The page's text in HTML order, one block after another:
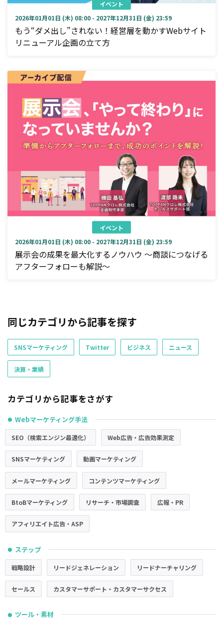
イベント
2026年01月01日 (木) 08:00 - 2027年12月31日 (金) 23:59
もう“ダメ出し”されない！経営層を動かすWebサイト
リニューアル企画の立て方
イベント
2026年01月01日 (木) 08:00 - 2027年12月31日 (金) 23:59
展示会の成果を最大化するノウハウ ～商談につなげる
アフターフォローも解説～
同じカテゴリから記事を探す
SNSマーケティング Twitter ビジネス ニュース
決算・業績
カテゴリから記事をさがす
● Webマーケティング手法
SEO（検索エンジン最適化） Web広告・広告効果測定
SNSマーケティング 動画マーケティング
メールマーケティング コンテンツマーケティング
BtoBマーケティング リサーチ・市場調査 広報・PR
アフィリエイト広告・ASP
● ステップ
戦略設計 リードジェネレーション リードナーチャリング
セールス カスタマーサポート・カスタマーサクセス
● ツール・素材